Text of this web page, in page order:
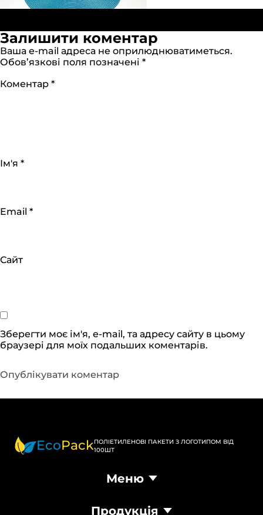
розмір
Залишити коментар
Ваша e-mail адреса не оприлюднюватиметься.
Обов’язкові поля позначені *
Коментар *
Ім'я *
Email *
Сайт
Зберегти моє ім'я, e-mail, та адресу сайту в цьому
браузері для моїх подальших коментарів.
EcoPackПОЛІЕТИЛЕНОВІ ПАКЕТИ З ЛОГОТИПОМ ВІД
100ШТ
Меню
Продукція